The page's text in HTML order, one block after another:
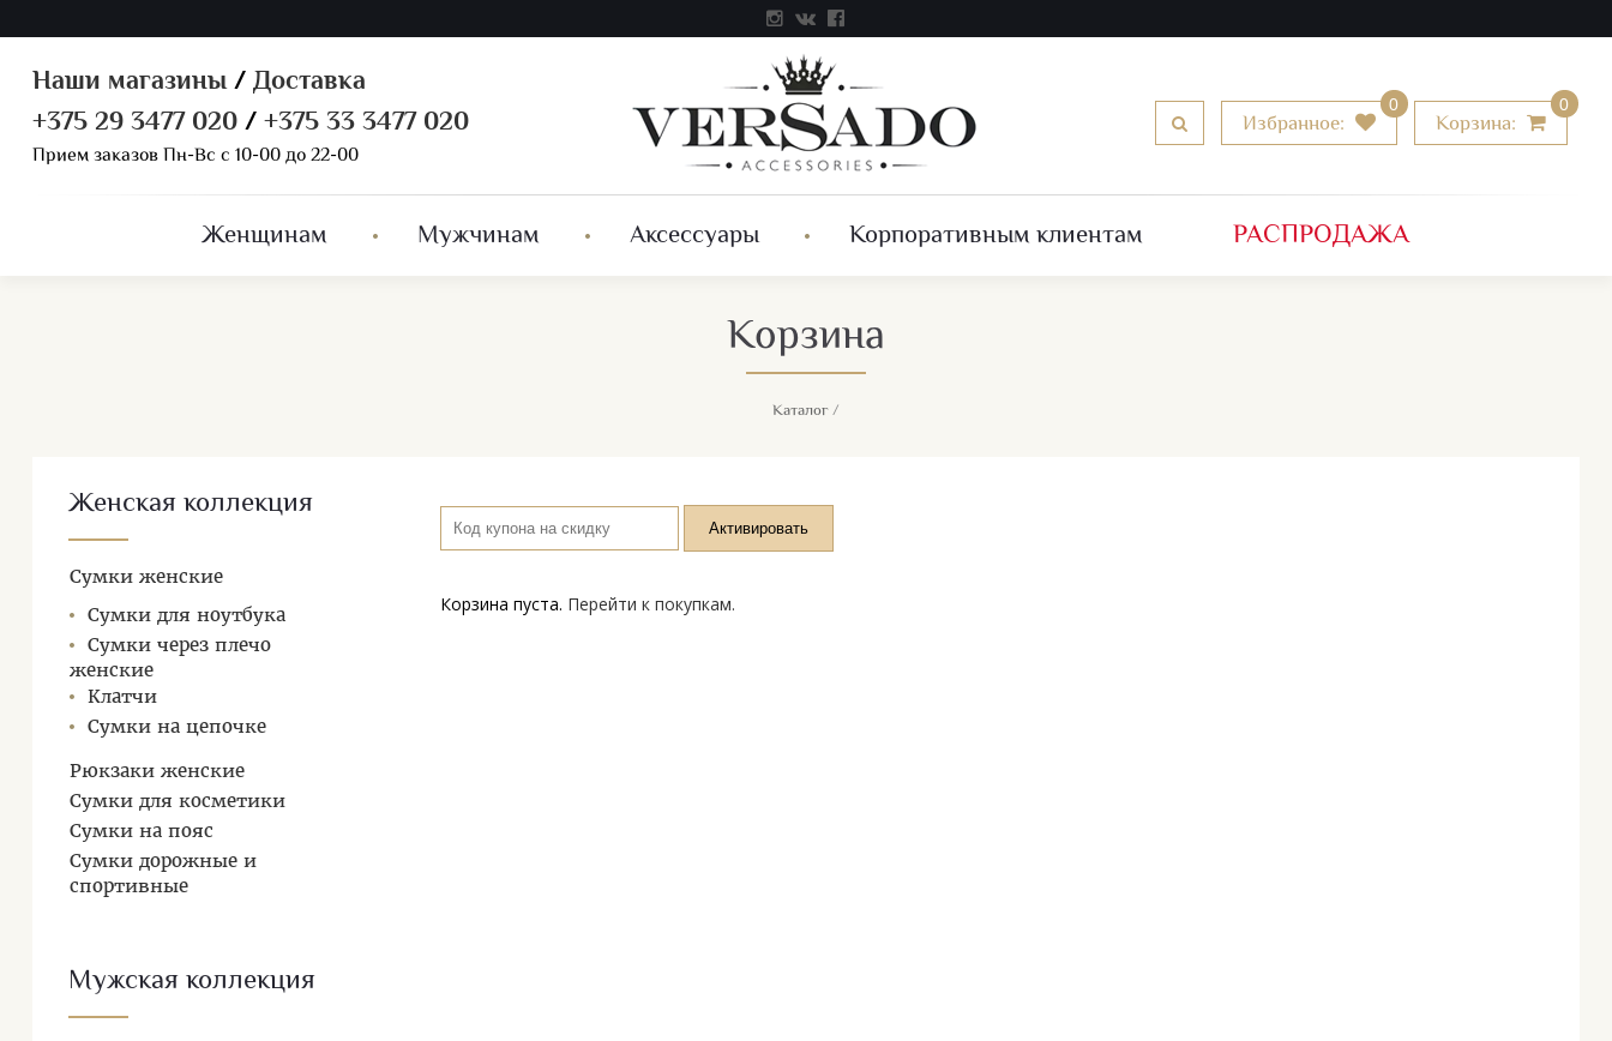
Наши магазины/Доставка
+375 29 3477 020/+375 33 3477 020
Прием заказов Пн-Вс с 10-00 до 22-00
Избранное:
0
Корзина:
0
Женщинам Мужчинам Аксессуары Корпоративным клиентам РАСПРОДАЖА
Корзина
Каталог/
Женская коллекция
Сумки женские
Сумки для ноутбука
Сумки через плечо
женские
Клатчи
Сумки на цепочке
Рюкзаки женские
Сумки для косметики
Сумки на пояс
Сумки дорожные и
спортивные
Мужская коллекция
Корзина пуста. Перейти к покупкам.